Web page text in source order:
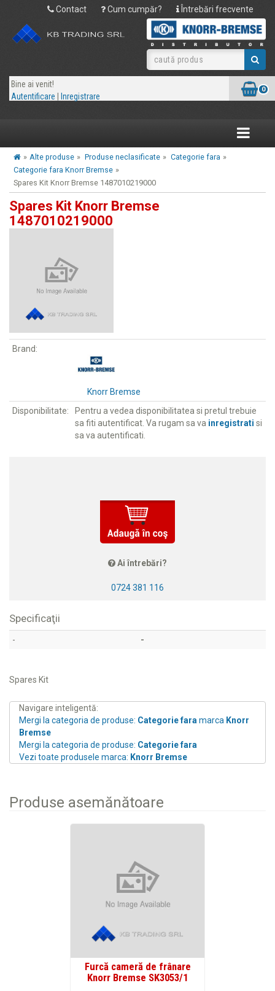
Contact Cum cumpăr? Întrebări frecvente
Bine ai venit!
Autentificare
Inregistrare
0
Toggle
» Alte produse » Produse neclasificate » Categorie fara »
Categorie fara Knorr Bremse »
Spares Kit Knorr Bremse 1487010219000
Spares Kit Knorr Bremse
1487010219000
Brand:
Knorr Bremse
Disponibilitate:
Pentru a vedea disponibilitatea si pretul trebuie
sa fiti autentificat. Va rugam sa va inregistrati si
sa va autentificati.
Ai întrebări?
0724 381 116
Specificaţii
- -
Spares Kit
Navigare inteligentă:
Mergi la categoria de produse: Categorie fara marca Knorr
Bremse
Mergi la categoria de produse: Categorie fara
Vezi toate produsele marca: Knorr Bremse
Produse asemănătoare
Furcă cameră de frânare
Knorr Bremse SK3053/1